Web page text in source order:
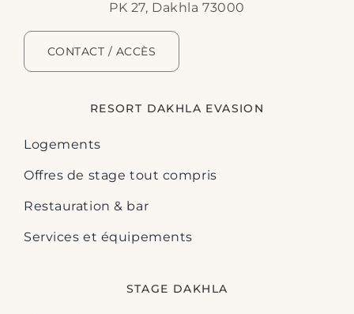
PK 27, Dakhla 73000
CONTACT / ACCÈS
RESORT DAKHLA EVASION
Logements
Offres de stage tout compris
Restauration & bar
Services et équipements
STAGE DAKHLA